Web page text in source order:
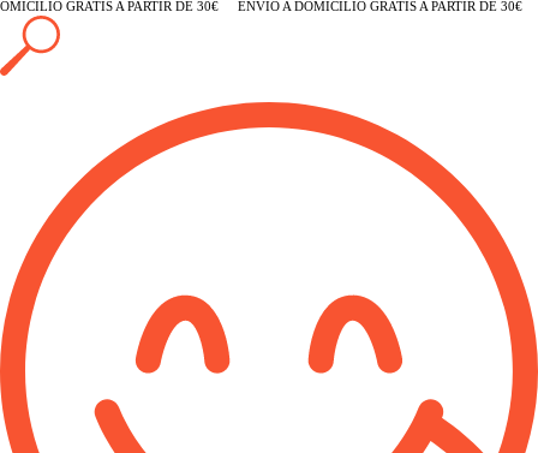
GRATIS A PARTIR DE 30€ ENVÍO A DOMICILIO GRATIS A PARTIR DE 30€